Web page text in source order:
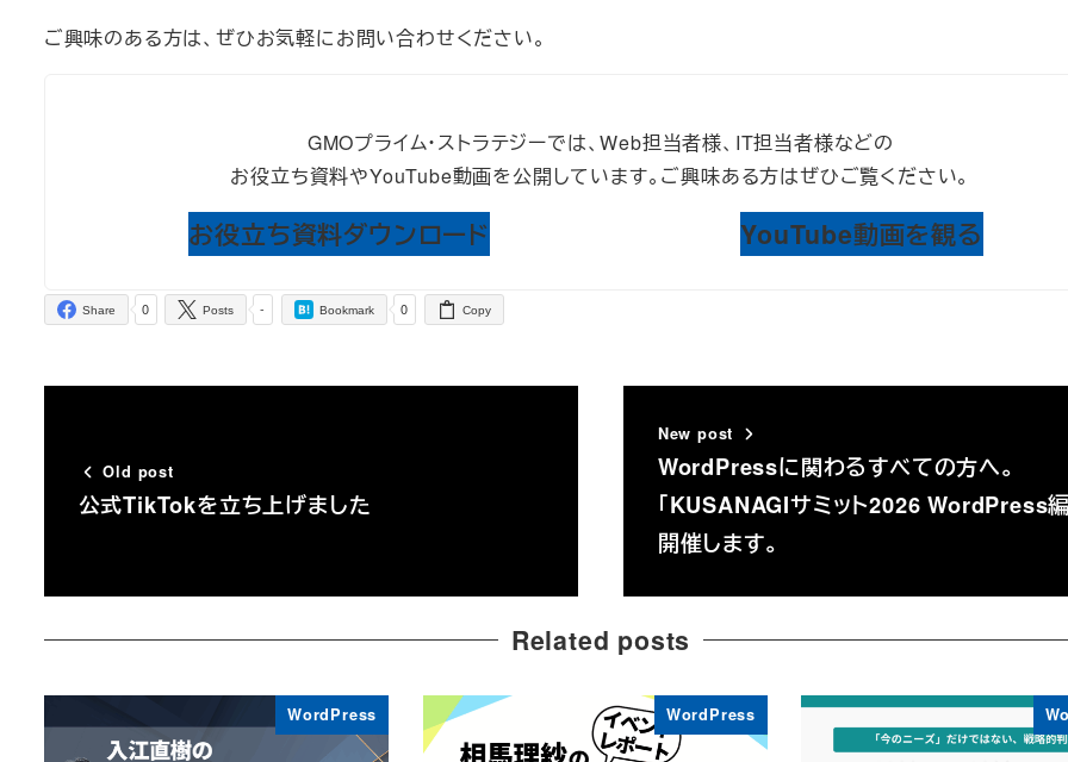
ご興味のある方は、ぜひお気軽にお問い合わせください。
GMOプライム・ストラテジーでは、Web担当者様、IT担当者様などの
お役立ち資料やYouTube動画を公開しています。ご興味ある方はぜひご覧ください。
お役立ち資料ダウンロード YouTube動画を観る
0
Share -
Posts 0
Bookmark Copy
Old post
公式TikTokを立ち上げました
New post
WordPressに関わるすべての方へ。
「KUSANAGIサミット2026 WordPress編
開催します。
Related posts
WordPress WordPress